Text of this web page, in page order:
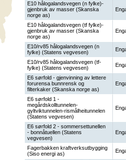
E10 hålogalandsvegen (n fylke)-
gjenbruk av masser (Skanska
norge as)
E10 hålogalandsvegen (tf fylke)-
gjenbruk av masser (Skanska
norge as)
E10/rv85 hålogalandsvegen (n
fylke) (Statens vegvesen)
E10/rv85 hålogalandsvegen (tf-
fylke) (Statens vegvesen)
E6 sørfold - gjenvinning av lettere
forurensa bunnrensk og
filterkaker (Skanska norge as)
E6 sørfold 1 -
megårdskolltunnelen-
gyltviktunnelen-rismålheitunnelen
(Statens vegvesen)
E6 sørfold 2 - sommersettunellen
- bonnåtuellen (Statens
vegvesen)
Fagerbakken kraftverksutbygging
(Siso energi as)